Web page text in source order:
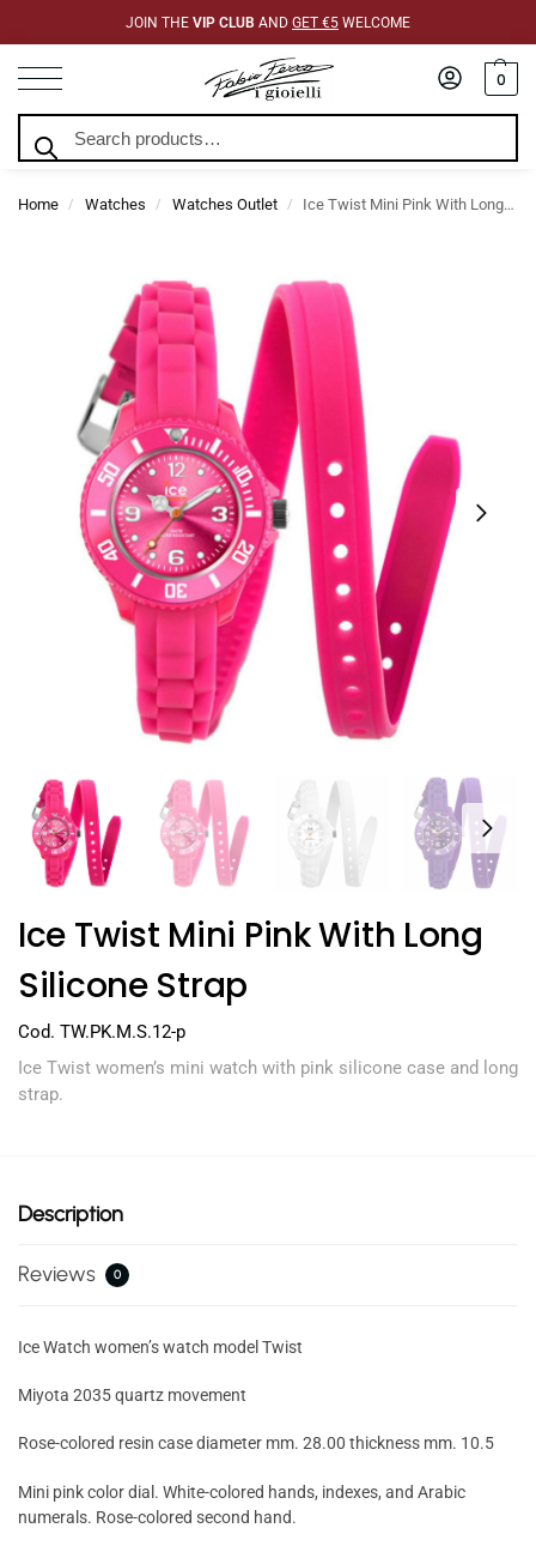
JOIN THE VIP CLUB AND GET €5 WELCOME
0
Home / Watches / Watches Outlet / Ice Twist Mini Pink With Long Silicone Strap
Ice Twist Mini Pink With Long
Silicone Strap
Cod. TW.PK.M.S.12-p
Ice Twist women’s mini watch with pink silicone case and long
strap.
Description
Reviews 0
Ice Watch women’s watch model Twist
Miyota 2035 quartz movement
Rose-colored resin case diameter mm. 28.00 thickness mm. 10.5
Mini pink color dial. White-colored hands, indexes, and Arabic
numerals. Rose-colored second hand.